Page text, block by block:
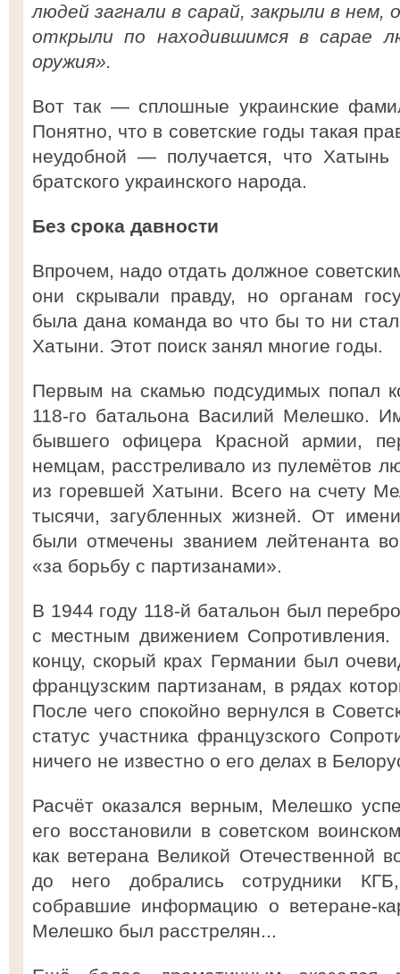
людей загнали в сарай, закрыли в нем,
открыли по находившимся в сарае
оружия».
Вот так — сплошные украинские
Понятно, что в советские годы такая
неудобной — получается, что Хатынь
братского украинского народа.
Без срока давности
Впрочем, надо отдать должное
они скрывали правду, но органам
была дана команда во что бы то ни
Хатыни. Этот поиск занял многие годы.
Первым на скамью подсудимых попал
118-го батальона Василий Мелешко.
бывшего офицера Красной армии,
немцам, расстреливало из пулемётов
из горевшей Хатыни. Всего на счету
тысячи, загубленных жизней. От
были отмечены званием лейтенанта
«за борьбу с партизанами».
В 1944 году 118-й батальон был
с местным движением
концу, скорый крах Германии был
французским партизанам, в рядах
После чего спокойно вернулся в
статус участника французского
ничего не известно о его делах в
Расчёт оказался верным, Мелешко
его восстановили в советском
как ветерана Великой Отечественной
до него добрались сотрудники
собравшие информацию о ветеране-
Мелешко был расстрелян...